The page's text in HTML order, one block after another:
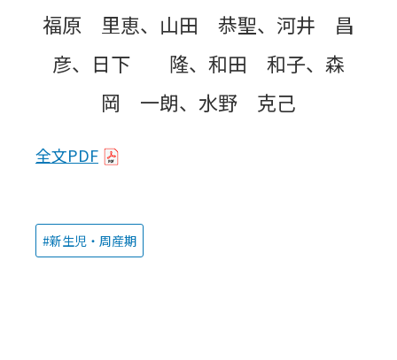
福原 里恵、山田 恭聖、河井 昌
彦、日下 隆、和田 和子、森
岡 一朗、水野 克己
全文PDF
新生児・周産期